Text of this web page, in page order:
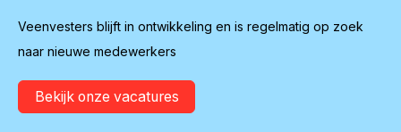
Veenvesters blijft in ontwikkeling en is regelmatig op zoek
naar nieuwe medewerkers
Bekijk onze vacatures